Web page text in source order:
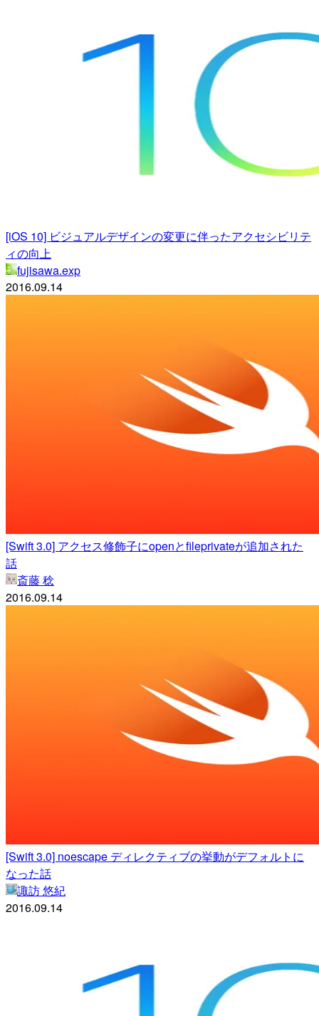
[iOS 10] ビジュアルデザインの変更に伴ったアクセシビリテ
ィの向上
fujisawa.exp
2016.09.14
[Swift 3.0] アクセス修飾子にopenとfileprivateが追加された
話
斎藤 稔
2016.09.14
[Swift 3.0] noescape ディレクティブの挙動がデフォルトに
なった話
諏訪 悠紀
2016.09.14